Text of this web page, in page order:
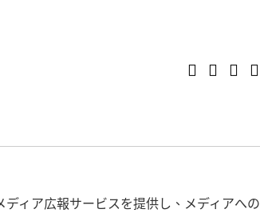
ィア広報サービスを提供し、メディアへの